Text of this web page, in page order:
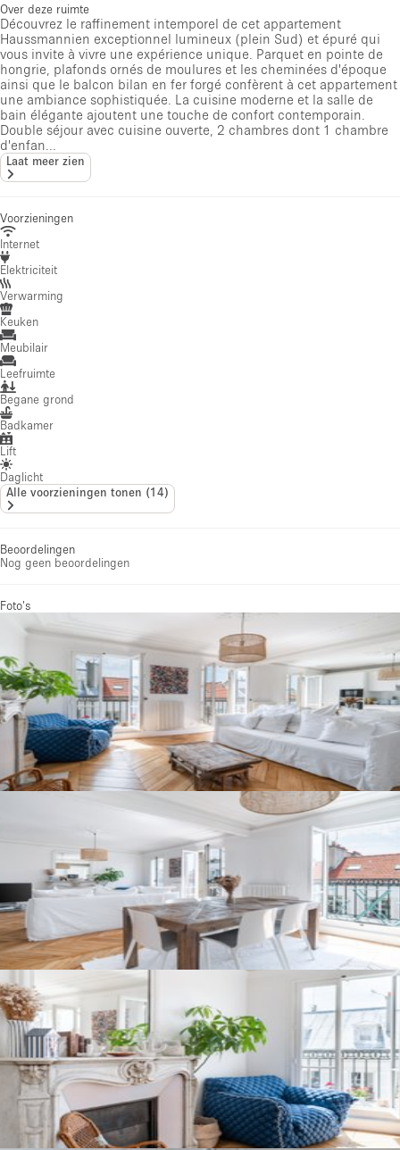
Over deze ruimte
Découvrez le raffinement intemporel de cet appartement
Haussmannien exceptionnel lumineux (plein Sud) et épuré qui
vous invite à vivre une expérience unique. Parquet en pointe de
hongrie, plafonds ornés de moulures et les cheminées d'époque
ainsi que le balcon bilan en fer forgé confèrent à cet appartement
une ambiance sophistiquée. La cuisine moderne et la salle de
bain élégante ajoutent une touche de confort contemporain.
Double séjour avec cuisine ouverte, 2 chambres dont 1 chambre
d'enfan...
Laat meer zien
Voorzieningen
Internet
Elektriciteit
Verwarming
Keuken
Meubilair
Leefruimte
Begane grond
Badkamer
Lift
Daglicht
Alle voorzieningen tonen (14)
Beoordelingen
Nog geen beoordelingen
Foto's